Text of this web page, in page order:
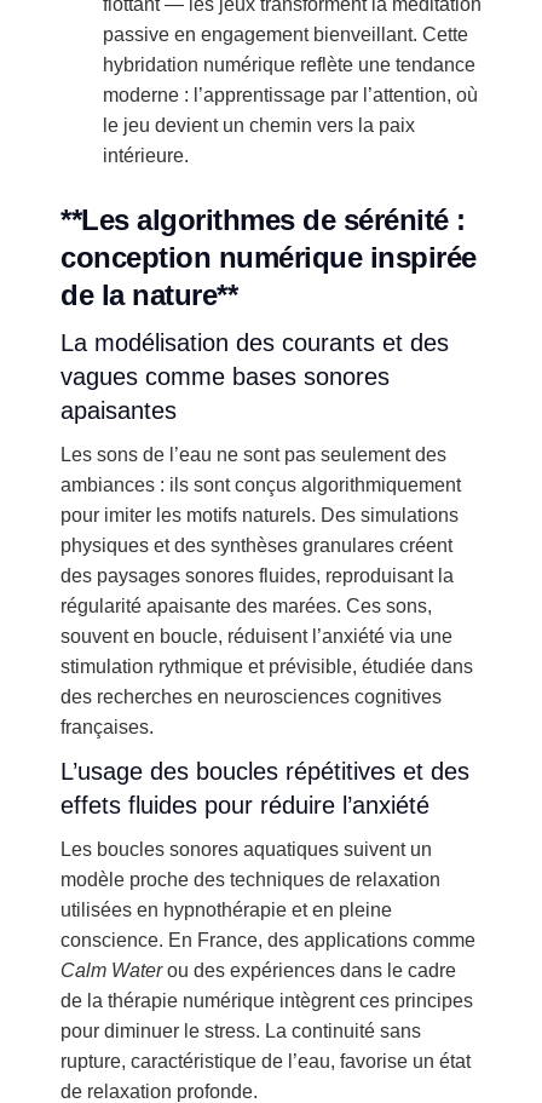
flottant — les jeux transforment la méditation
passive en engagement bienveillant. Cette
hybridation numérique reflète une tendance
moderne : l’apprentissage par l’attention, où
le jeu devient un chemin vers la paix
intérieure.
**Les algorithmes de sérénité :
conception numérique inspirée
de la nature**
La modélisation des courants et des
vagues comme bases sonores
apaisantes
Les sons de l’eau ne sont pas seulement des
ambiances : ils sont conçus algorithmiquement
pour imiter les motifs naturels. Des simulations
physiques et des synthèses granulares créent
des paysages sonores fluides, reproduisant la
régularité apaisante des marées. Ces sons,
souvent en boucle, réduisent l’anxiété via une
stimulation rythmique et prévisible, étudiée dans
des recherches en neurosciences cognitives
françaises.
L’usage des boucles répétitives et des
effets fluides pour réduire l’anxiété
Les boucles sonores aquatiques suivent un
modèle proche des techniques de relaxation
utilisées en hypnothérapie et en pleine
conscience. En France, des applications comme
Calm Waterou des expériences dans le cadre
de la thérapie numérique intègrent ces principes
pour diminuer le stress. La continuité sans
rupture, caractéristique de l’eau, favorise un état
de relaxation profonde.